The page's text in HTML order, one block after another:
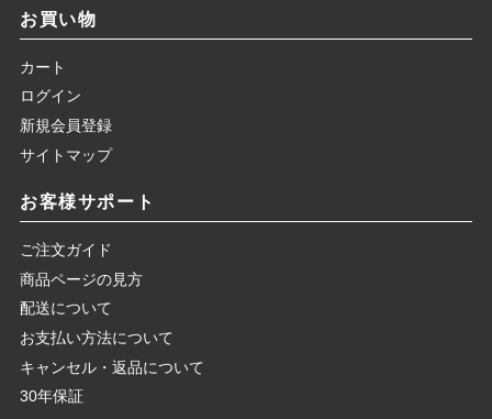
お買い物
カート
ログイン
新規会員登録
サイトマップ
お客様サポート
ご注文ガイド
商品ページの見方
配送について
お支払い方法について
キャンセル・返品について
30年保証